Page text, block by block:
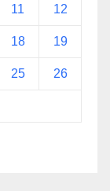
11 12
18 19
25 26